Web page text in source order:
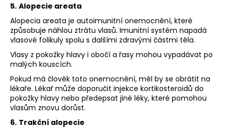
5. Alopecie areata
Alopecia areata je autoimunitní onemocnění, které
způsobuje náhlou ztrátu vlasů. Imunitní systém napadá
vlasové folikuly spolu s dalšími zdravými částmi těla.
Vlasy z pokožky hlavy i obočí a řasy mohou vypadávat po
malých kouscích.
Pokud má člověk toto onemocnění, měl by se obrátit na
lékaře. Lékař může doporučit injekce kortikosteroidů do
pokožky hlavy nebo předepsat jiné léky, které pomohou
vlasům znovu dorůst.
6. Trakční alopecie